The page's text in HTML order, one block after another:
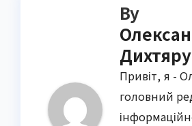
By
Привіт, я -
головний